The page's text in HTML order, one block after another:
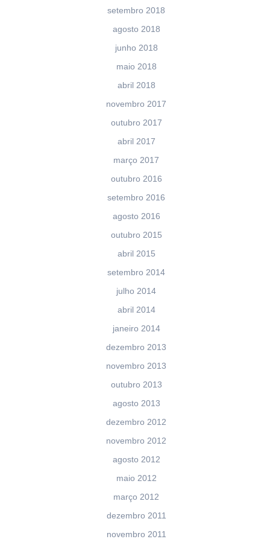
setembro 2018
agosto 2018
junho 2018
maio 2018
abril 2018
novembro 2017
outubro 2017
abril 2017
março 2017
outubro 2016
setembro 2016
agosto 2016
outubro 2015
abril 2015
setembro 2014
julho 2014
abril 2014
janeiro 2014
dezembro 2013
novembro 2013
outubro 2013
agosto 2013
dezembro 2012
novembro 2012
agosto 2012
maio 2012
março 2012
dezembro 2011
novembro 2011